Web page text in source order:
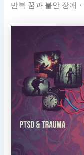
반복 꿈과 불안 장애